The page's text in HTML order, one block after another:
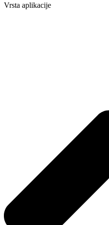
Vrsta aplikacije